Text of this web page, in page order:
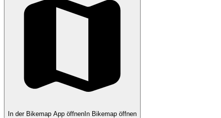
In der Bikemap App öffnen In Bikemap öffnen